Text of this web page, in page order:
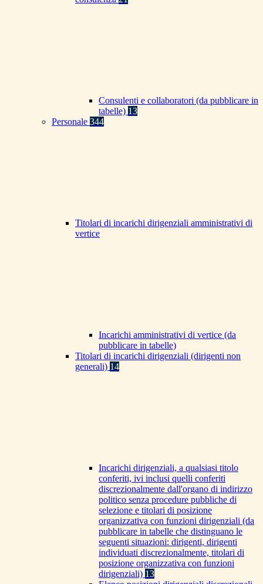
Consulenti e collaboratori (da pubblicare in
tabelle) 13
Personale 344
Titolari di incarichi dirigenziali amministrativi di
vertice
Incarichi amministrativi di vertice (da
pubblicare in tabelle)
Titolari di incarichi dirigenziali (dirigenti non
generali) 14
Incarichi dirigenziali, a qualsiasi titolo
conferiti, ivi inclusi quelli conferiti
discrezionalmente dall'organo di indirizzo
politico senza procedure pubbliche di
selezione e titolari di posizione
organizzativa con funzioni dirigenziali (da
pubblicare in tabelle che distinguano le
seguenti situazioni: dirigenti, dirigenti
individuati discrezionalmente, titolari di
posizione organizzativa con funzioni
dirigenziali) 13